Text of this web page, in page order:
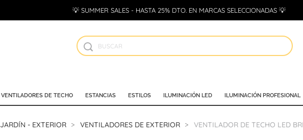
💡 SUMMER SALES - HASTA 25% DTO. EN MARCAS SELECCIONADAS 💡
VENTILADORES DE TECHO ESTANCIAS ESTILOS ILUMINACIÓN LED ILUMINACIÓN PROFESIONAL
JARDÍN - EXTERIOR VENTILADORES DE EXTERIOR VENTILADOR DE TECHO LED